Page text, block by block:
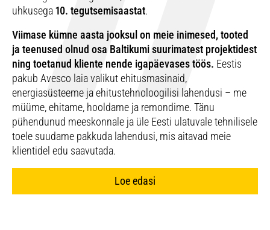
uhkusega10. tegutsemisaastat.
Viimase kümne aasta jooksul on meie inimesed, tooted
ja teenused olnud osa Baltikumi suurimatest projektidest
ning toetanud kliente nende igapäevases töös. Eestis
pakub Avesco laia valikut ehitusmasinaid,
energiasüsteeme ja ehitustehnoloogilisi lahendusi – me
müüme, ehitame, hooldame ja remondime. Tänu
pühendunud meeskonnale ja üle Eesti ulatuvale tehnilisele
toele suudame pakkuda lahendusi, mis aitavad meie
klientidel edu saavutada.
Loe edasi